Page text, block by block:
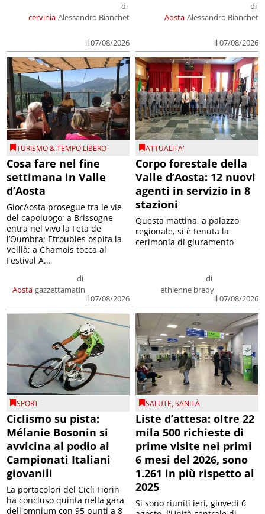
cervinia
di
Alessandro Bianchet
il 07/08/2026
Aosta
di
Alessandro Bianchet
il 07/08/2026
TURISMO & TEMPO LIBERO
Cosa fare nel fine
settimana in Valle
d’Aosta
Aosta
di
gazzettamatin
il 07/08/2026
GiocAosta prosegue tra le vie
del capoluogo; a Brissogne
entra nel vivo la Feta de
l’Oumbra; Etroubles ospita la
Veillà; a Chamois tocca al
Festival A...
ATTUALITA'
Corpo forestale della
Valle d’Aosta: 12 nuovi
agenti in servizio in 8
stazioni
di
ethienne bredy
il 07/08/2026
Questa mattina, a palazzo
regionale, si è tenuta la
cerimonia di giuramento
SPORT
Ciclismo su pista:
Mélanie Bosonin si
avvicina al podio ai
Campionati Italiani
giovanili
La portacolori del Cicli Fiorin
ha concluso quinta nella gara
dell'omnium con 95 punti a 8
SALUTE,SANITÀ
Liste d’attesa: oltre 22
mila 500 richieste di
prime visite nei primi
6 mesi del 2026, sono
1.261 in più rispetto al
2025
Si sono riuniti ieri, giovedì 6